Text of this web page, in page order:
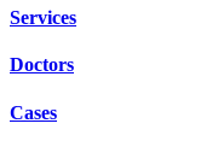
Services
Doctors
Cases